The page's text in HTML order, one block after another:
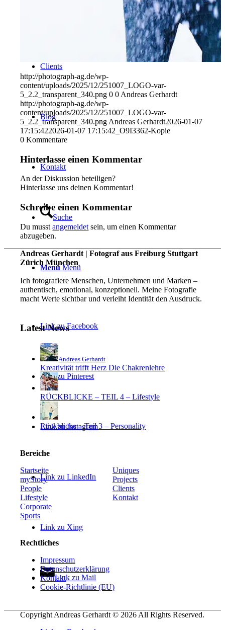
Clients
Blog
Kontakt
Suche
Menü Menü
Link zu Facebook
Link zu Pinterest
Link zu Instagram
Link zu LinkedIn
Link zu Xing
Link zu Mail
http://photograph-ag.de/wp-
content/uploads/2025/12/251007_LOGO-var-
5_2.2_transparent_340.png 0 0 Andreas Gerhardt
http://photograph-ag.de/wp-
content/uploads/2025/12/251007_LOGO-var-
5_2.2_transparent_340.png Andreas Gerhardt2026-01-07
17:15:422026-01-07 17:15:42 _O9I3362-Kopie
0 Kommentare
Hinterlasse einen Kommentar
An der Diskussion beteiligen?
Hinterlasse uns deinen Kommentar!
Schreibe einen Kommentar
Du musstangemeldet sein, um einen Kommentar
abzugeben.
Andreas Gerhardt | Fotograf aus Freiburg Stuttgart
Zürich München
Ich fotografiere Menschen, Unternehmen und Marken –
authentisch, emotional, konzeptionell. Meine Fotografie
macht Werte sichtbar und verleiht Identität den Ausdruck.
Latest News
Andreas Gerhardt
Kreativität trifft Herz Die Chakrenlehre
RÜCKBLICKE – TEIL 4 – Lifestyle
Rückblicke – Teil 3 – Personality
Bereiche
Startseite
myStory
People
Lifestyle
Corporate
Sports
Uniques
Projects
Clients
Kontakt
Rechtliches
Impressum
Datenschutzerklärung
Kontakt
Cookie-Richtlinie (EU)
Copyright Andreas Gerhardt © 2026 All Rights Reserved.